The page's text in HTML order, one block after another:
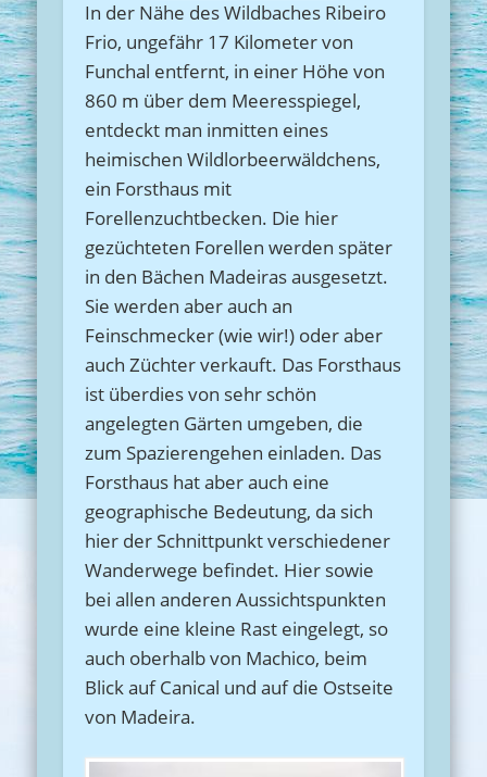
In der Nähe des Wildbaches Ribeiro
Frio, ungefähr 17 Kilometer von
Funchal entfernt, in einer Höhe von
860 m über dem Meeresspiegel,
entdeckt man inmitten eines
heimischen Wildlorbeerwäldchens,
ein Forsthaus mit
Forellenzuchtbecken. Die hier
gezüchteten Forellen werden später
in den Bächen Madeiras ausgesetzt.
Sie werden aber auch an
Feinschmecker (wie wir!) oder aber
auch Züchter verkauft. Das Forsthaus
ist überdies von sehr schön
angelegten Gärten umgeben, die
zum Spazierengehen einladen. Das
Forsthaus hat aber auch eine
geographische Bedeutung, da sich
hier der Schnittpunkt verschiedener
Wanderwege befindet. Hier sowie
bei allen anderen Aussichtspunkten
wurde eine kleine Rast eingelegt, so
auch oberhalb von Machico, beim
Blick auf Canical und auf die Ostseite
von Madeira.